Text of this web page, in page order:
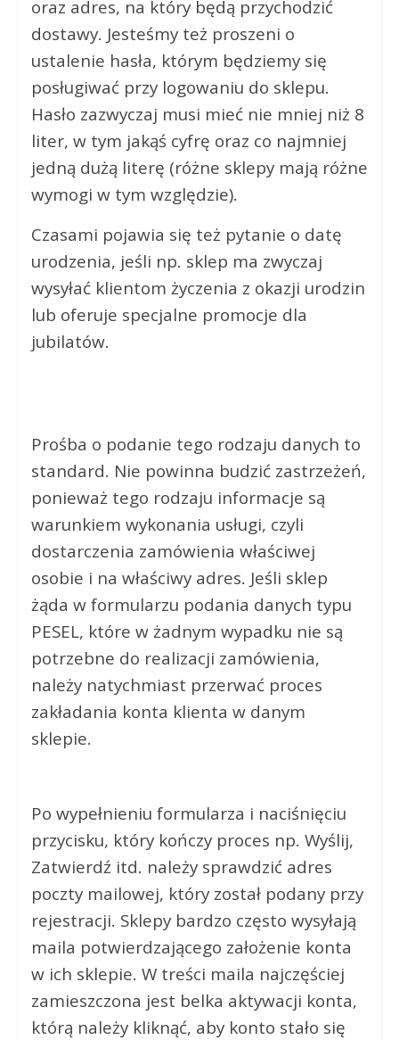
oraz adres, na który będą przychodzić
dostawy. Jesteśmy też proszeni o
ustalenie hasła, którym będziemy się
posługiwać przy logowaniu do sklepu.
Hasło zazwyczaj musi mieć nie mniej niż 8
liter, w tym jakąś cyfrę oraz co najmniej
jedną dużą literę (różne sklepy mają różne
wymogi w tym względzie).
Czasami pojawia się też pytanie o datę
urodzenia, jeśli np. sklep ma zwyczaj
wysyłać klientom życzenia z okazji urodzin
lub oferuje specjalne promocje dla
jubilatów.
Prośba o podanie tego rodzaju danych to
standard. Nie powinna budzić zastrzeżeń,
ponieważ tego rodzaju informacje są
warunkiem wykonania usługi, czyli
dostarczenia zamówienia właściwej
osobie i na właściwy adres. Jeśli sklep
żąda w formularzu podania danych typu
PESEL, które w żadnym wypadku nie są
potrzebne do realizacji zamówienia,
należy natychmiast przerwać proces
zakładania konta klienta w danym
sklepie.
Po wypełnieniu formularza i naciśnięciu
przycisku, który kończy proces np. Wyślij,
Zatwierdź itd. należy sprawdzić adres
poczty mailowej, który został podany przy
rejestracji. Sklepy bardzo często wysyłają
maila potwierdzającego założenie konta
w ich sklepie. W treści maila najczęściej
zamieszczona jest belka aktywacji konta,
którą należy kliknąć, aby konto stało się